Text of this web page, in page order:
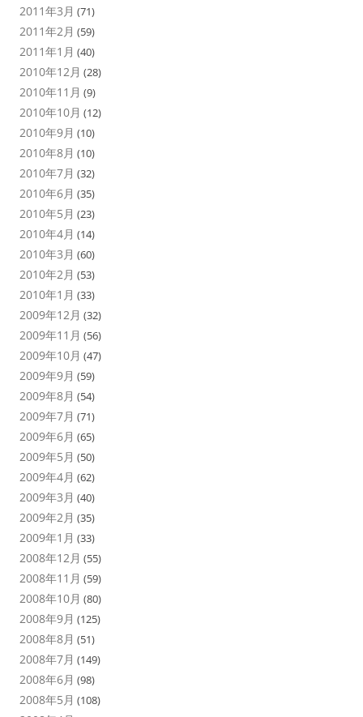
2011年3月 (71)
2011年2月 (59)
2011年1月 (40)
2010年12月 (28)
2010年11月 (9)
2010年10月 (12)
2010年9月 (10)
2010年8月 (10)
2010年7月 (32)
2010年6月 (35)
2010年5月 (23)
2010年4月 (14)
2010年3月 (60)
2010年2月 (53)
2010年1月 (33)
2009年12月 (32)
2009年11月 (56)
2009年10月 (47)
2009年9月 (59)
2009年8月 (54)
2009年7月 (71)
2009年6月 (65)
2009年5月 (50)
2009年4月 (62)
2009年3月 (40)
2009年2月 (35)
2009年1月 (33)
2008年12月 (55)
2008年11月 (59)
2008年10月 (80)
2008年9月 (125)
2008年8月 (51)
2008年7月 (149)
2008年6月 (98)
2008年5月 (108)